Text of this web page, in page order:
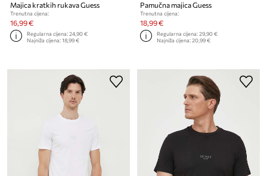
Majica kratkih rukava Guess
Trenutna cijena:
16,99 €
Regularna cijena:24,90 €
Najniža cijena:18,99 €
Pamučna majica Guess
Trenutna cijena:
18,99 €
Regularna cijena:29,90 €
Najniža cijena:20,99 €